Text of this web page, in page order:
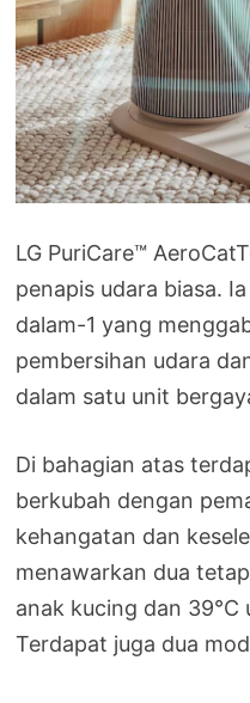
LG PuriCare™
penapis udara biasa.
dalam-1 yang
pembersihan udara
dalam satu unit
Di bahagian atas
berkubah dengan
kehangatan dan
menawarkan dua
anak kucing dan
Terdapat juga dua